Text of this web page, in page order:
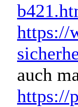
https://
auch
https://